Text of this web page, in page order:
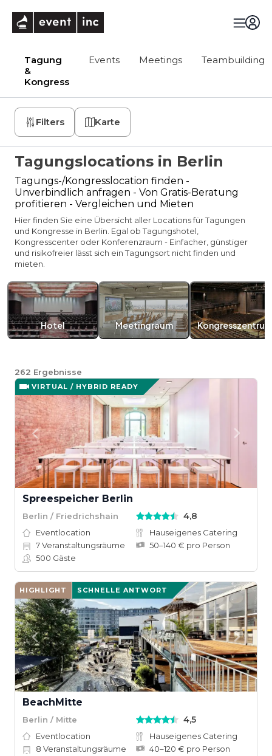
Tagung
&
Kongress
Events Meetings Teambuilding
Filters Karte
Tagungslocations in Berlin
Tagungs-/Kongresslocation finden -
Unverbindlich anfragen - Von Gratis-Beratung
profitieren - Vergleichen und Mieten
Hier finden Sie eine Übersicht aller Locations für Tagungen
und Kongresse in Berlin. Egal ob Tagungshotel,
Kongresscenter oder Konferenzraum - Einfacher, günstiger
und risikofreier lässt sich ein Tagungsort nicht finden und
mieten.
Hotel Meetingraum Kongresszentrum
262 Ergebnisse
VIRTUAL / HYBRID READY
Spreespeicher Berlin
Berlin / Friedrichshain 4,8
Eventlocation
Hauseigenes Catering
7Veranstaltungsräume
50–140 € pro Person
500 Gäste
HIGHLIGHT SCHNELLE ANTWORT
BeachMitte
Berlin / Mitte 4,5
Eventlocation
Hauseigenes Catering
8 Veranstaltungsräume
40–120 € pro Person